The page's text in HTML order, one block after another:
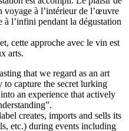
voyage à l’intérieur de l’œuvre
à l’infini pendant la dégustation
cette approche avec le vin est
arts.
that we regard as an art
capture the secret lurking
an experience that actively
creates, imports and sells its
etc.) during events including